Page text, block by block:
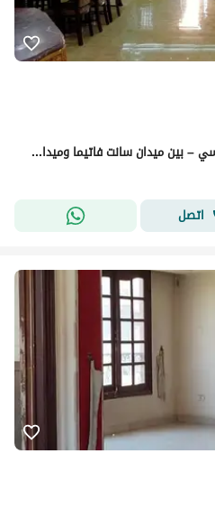
شقة للإيجار في شارع النزهة الرئيسي – بين ميدان سانت فاتيما وميدان تريومف
اتصل